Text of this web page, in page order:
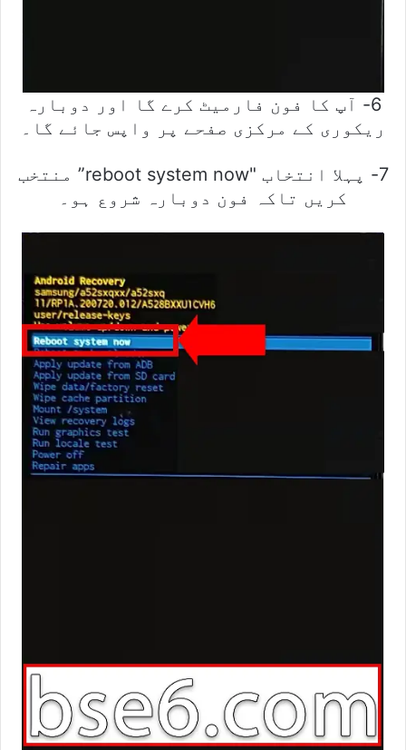
6- آپ کا فون فارمیٹ کرے گا اور دوبارہ
ریکوری کے مرکزی صفحے پر واپس جائے گا۔
7- پہلا انتخاب "reboot system now” منتخب
کریں تاکہ فون دوبارہ شروع ہو۔